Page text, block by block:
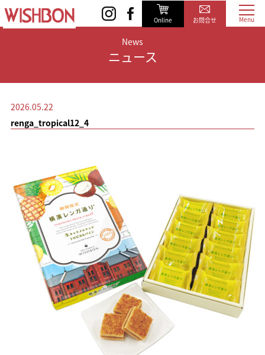
Online お問合せ
News
ニュース
2026.05.22
renga_tropical12_4